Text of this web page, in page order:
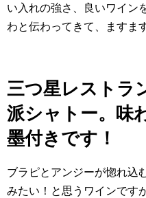
い入れの強さ、良いワイン
わと伝わってきて、ますま
三つ星レストラ
派シャトー。味
墨付きです！
ブラピとアンジーが惚れ込
みたい！と思うワインです